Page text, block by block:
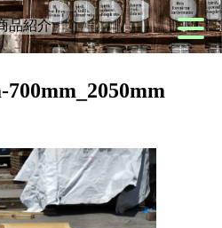
品紹介
700mm_2050mm